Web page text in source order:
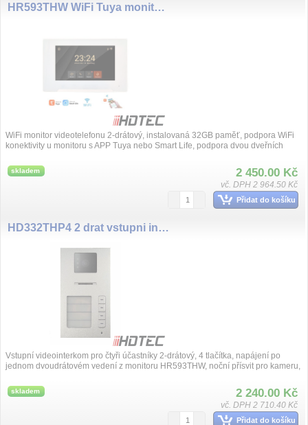
HR593THW WiFi Tuya monitor videotelefonu
WiFi monitor videotelefonu 2-drátový, instalovaná 32GB paměť, podpora WiFi
konektivity u monitoru s APP Tuya nebo Smart Life, podpora dvou dveřních
skladem 2 450.00 Kč
vč. DPH 2 964.50 Kč
Přidat do košíku
HD332THP4 2 drat vstupni inrerkom 4 tlačítka
Vstupní videointerkom pro čtyři účastníky 2-drátový, 4 tlačítka, napájení po
jednom dvoudrátovém vedení z monitoru HR593THW, noční přísvit pro kameru,
skladem 2 240.00 Kč
vč. DPH 2 710.40 Kč
Přidat do košíku